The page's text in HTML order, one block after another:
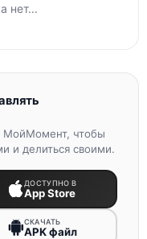
нет...
МойМомент, чтобы
и делиться своими.
ДОСТУПНО В
App Store
СКАЧАТЬ
APK файл